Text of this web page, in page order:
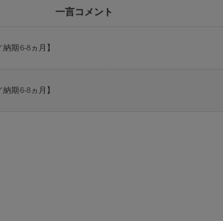
一言コメント
期 6-8ヵ月】
期 6-8ヵ月】